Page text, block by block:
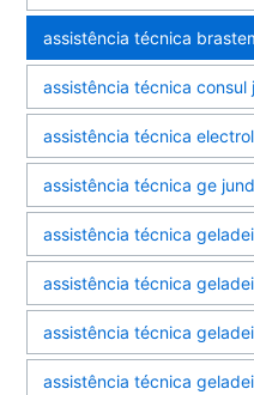
assistência técnica
assistência técnica consul
assistência técnica
assistência técnica ge
assistência técnica
assistência técnica
assistência técnica
assistência técnica